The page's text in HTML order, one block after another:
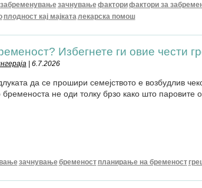
забременувањезачнувањефакторифактори за
плодност кај мајкаталекарска помош
Избегнете ги овие чести
| 6.7.2026
да се прошири семејството е возбудлив
бременоста не оди толку брзо како што паровите
зачнувањебременост планирање на бременост